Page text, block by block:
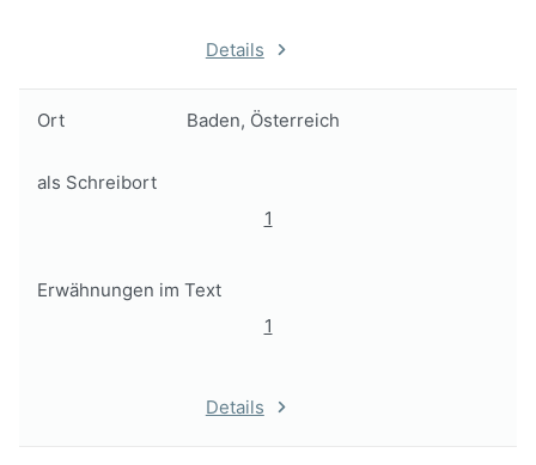
Details
Ort Baden, Österreich
als Schreibort
1
Erwähnungen im Text
1
Details